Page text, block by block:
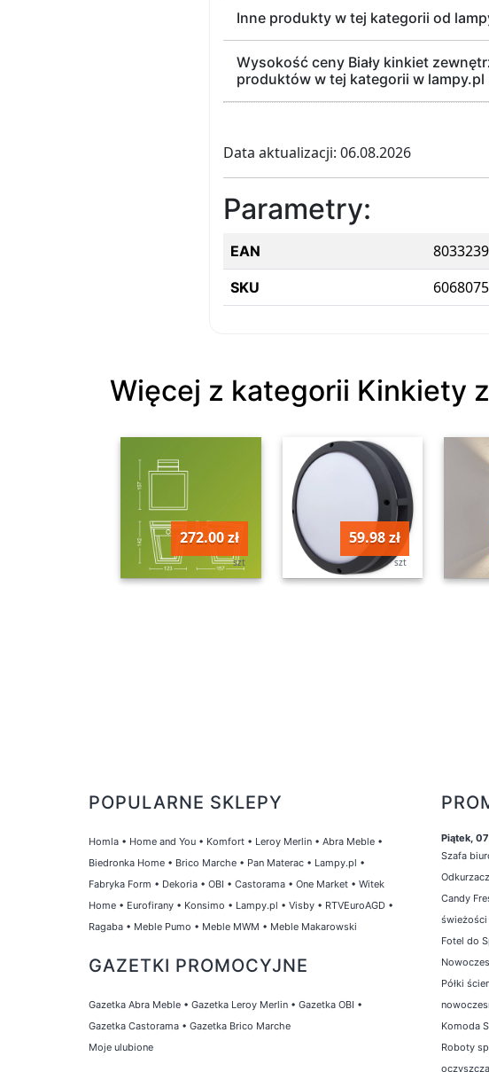
Inne produkty w tej kategorii od
Wysokość ceny Biały kinkiet
produktów w tej kategorii w lampy.pl
Data aktualizacji: 06.08.2026
Parametry:
EAN
SKU 6068075
Więcej z kategorii Kinkiety
272.00 zł
szt
59.98 zł
szt
POPULARNE SKLEPY
Homla • Home and You • Komfort • Leroy Merlin • Abra Meble •
Biedronka Home • Brico Marche • Pan Materac • Lampy.pl •
Fabryka Form • Dekoria • OBI • Castorama • One Market • Witek
Home • Eurofirany • Konsimo • Lampy.pl • Visby • RTVEuroAGD •
Ragaba • Meble Pumo • Meble MWM • Meble Makarowski
GAZETKI PROMOCYJNE
Gazetka Abra Meble • Gazetka Leroy Merlin • Gazetka OBI •
Gazetka Castorama • Gazetka Brico Marche
Moje ulubione
Piątek,
Szafa
Candy
świeżości
Fotel do
Półki
Komoda
Roboty